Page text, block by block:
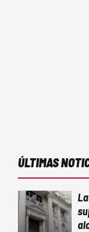
ÚLTIMAS